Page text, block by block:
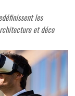
les
et déco